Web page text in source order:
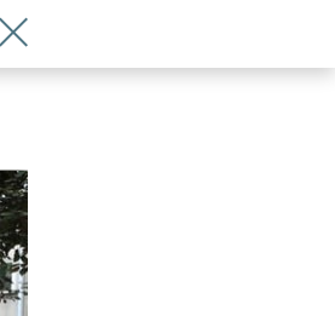
Wróć do artykułu Jak urządzić